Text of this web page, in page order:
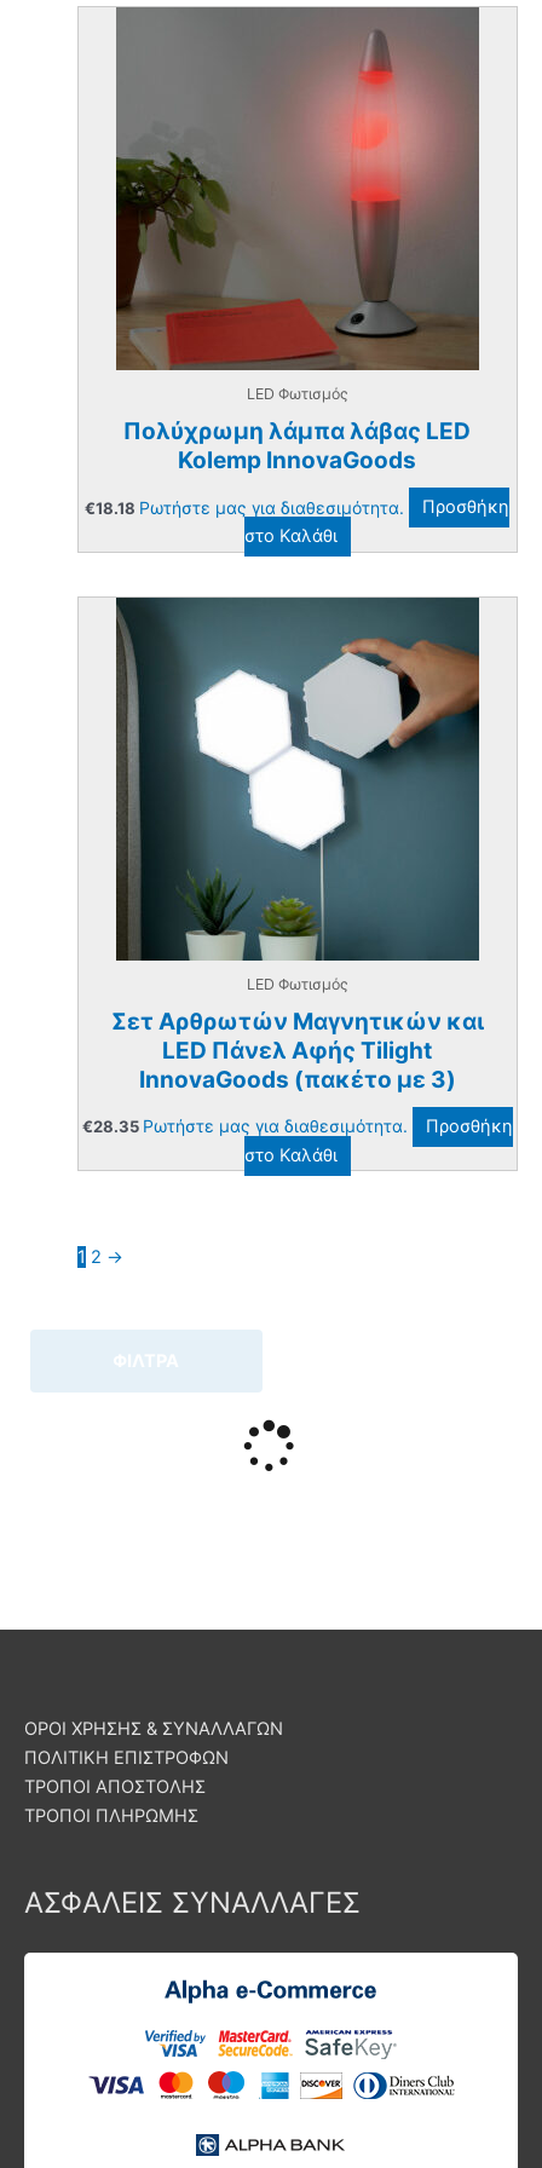
ΦΙΛΤΡΑ
LED Φωτισμός
Πολύχρωμη λάμπα λάβας LED
Kolemp InnovaGoods
€18.18 Ρωτήστε μας για διαθεσιμότητα.
Προσθήκη
στο Καλάθι
LED Φωτισμός
Σετ Αρθρωτών Μαγνητικών και
LED Πάνελ Αφής Tilight
InnovaGoods (πακέτο με 3)
€28.35 Ρωτήστε μας για διαθεσιμότητα.
Προσθήκη
στο Καλάθι
1 2 →
ΟΡΟΙ ΧΡΗΣΗΣ & ΣΥΝΑΛΛΑΓΩΝ
ΠΟΛΙΤΙΚΗ ΕΠΙΣΤΡΟΦΩΝ
ΤΡΟΠΟΙ ΑΠΟΣΤΟΛΗΣ
ΤΡΟΠΟΙ ΠΛΗΡΩΜΗΣ
ΑΣΦΑΛΕΙΣ ΣΥΝΑΛΛΑΓΕΣ